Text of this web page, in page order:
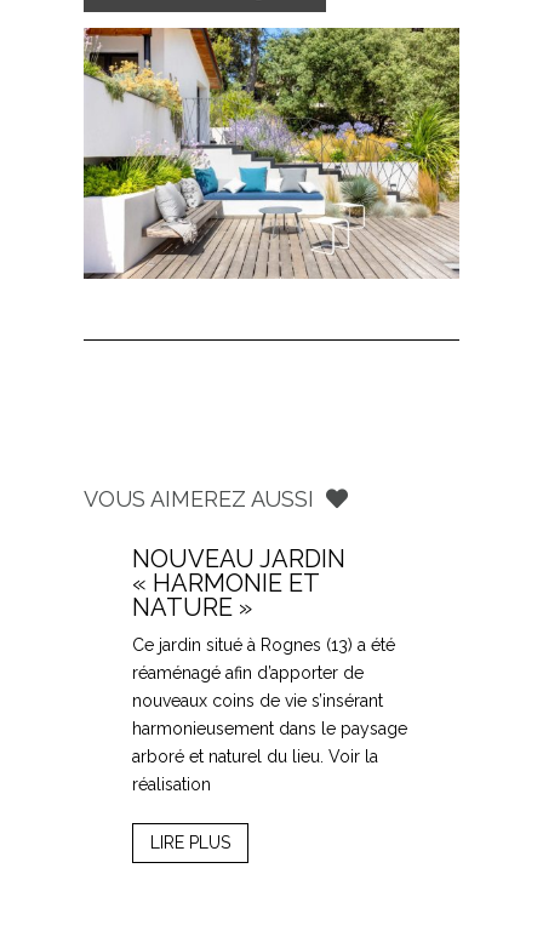
VOUS AIMEREZ AUSSI
NOUVEAU JARDIN
« HARMONIE ET
NATURE »
Ce jardin situé à Rognes (13) a été
réaménagé afin d’apporter de
nouveaux coins de vie s’insérant
harmonieusement dans le paysage
arboré et naturel du lieu. Voir la
réalisation
LIRE PLUS